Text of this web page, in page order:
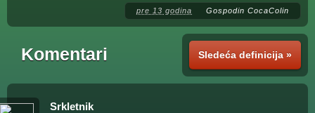
pre 13 godina Gospodin CocaColin
Sledeća definicija »
Komentari
Srkletnik